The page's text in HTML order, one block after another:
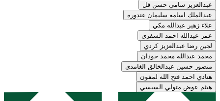
عبدالعزيز سامي حسن قل
عبدالملك اسامه سليمان غندوره
علاء زهير عبدالله مكي
عمر عبدالله احمد السفري
لجين رضا عبدالعزيز كردي
محمد عبدالله محمد حوذان
منصور حسين عبدالخالق الغامدي
هنادي احمد فتح الله لمفون
هيثم عوض متولي السيسي